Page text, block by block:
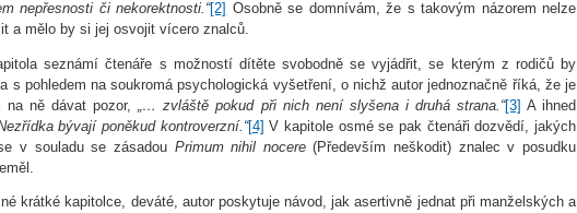
nepřesnosti či nekorektnosti.“[2] Osobně se domnívám, že s takovým názorem nelze
a mělo by si jej osvojit vícero znalců.
seznámí čtenáře s možností dítěte svobodně se vyjádřit, se kterým z rodičů by
s pohledem na soukromá psychologická vyšetření, o nichž autor jednoznačně říká, že je
na ně dávat pozor,
„… zvláště pokud při nich není slyšena i druhá strana.“[3] A ihned
bývají poněkud kontroverzní.“[4] V kapitole osmé se pak čtenáři dozvědí, jakých
v souladu se zásadou Primum nihil nocere(Především neškodit) znalec v posudku
krátké kapitolce, deváté, autor poskytuje návod, jak asertivně jednat při manželských a